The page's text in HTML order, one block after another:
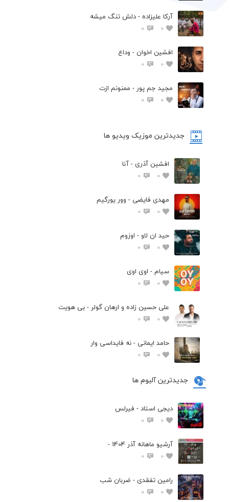
آرکا علیزاده - دلش تنگ میشه
0
0
افشين اخوان - وداع
0
0
مجید جم پور - ممنونم ازت
0
0
جدیدترین موزیک ویدیو ها
افشین آذری - آنا
0
0
مهدی فایضی - وور یورگیم
0
0
حید ان لاو - اوزوم
0
0
سیام - اوی اوی
0
0
علی حسین زاده و ارهان گولر - بی هویت
0
0
حامد ایمانی - نه فایداسی وار
0
0
جدیدترین آلبوم ها
دیجی استاد - فیرلس
0
0
آرشیو ماهانه آذر 1404 -
0
0
رامین تفقدی - ضربان شب
0
0